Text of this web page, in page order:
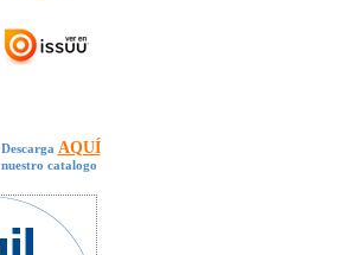
Descarga AQUÍ
nuestro catalogo